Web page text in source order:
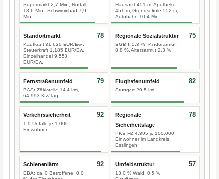
Supermarkt 2,7 Min., Notfall
13,6 Min., Schwimmbad 7,9
Min.
Hausarzt 451 m, Apotheke
451 m, Grundschule 552 m,
Autobahn 10,4 Min.
Standortmarkt
Kaufkraft 31.630 EUR/Ew.,
Steuerkraft 1.185 EUR/Ew.,
Einzelhandel 9.553
EUR/Ew.
78 Regionale Sozialstruktur
SGB II 5,3 %, Kinderarmut
8,8 %, Altersarmut 2,3 %
75
Fernstraßenumfeld
BASt-Zählstelle 14,4 km,
64.993 Kfz/Tag
79 Flughafenumfeld
Stuttgart 20,5 km
82
Verkehrssicherheit
1,9 Unfälle je 1.000
Einwohner
92
Regionale
Sicherheitslage
PKS-HZ 4.395 je 100.000
Einwohner im Landkreis
Esslingen
78
Schienenlärm
EBA: ca. 0 Betroffene, 0,0
92 Umfeldstruktur
13,0 % Wald, 0,5 %
57